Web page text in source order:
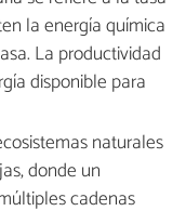
la energía química
La productividad
disponible para
naturales
donde un
cadenas